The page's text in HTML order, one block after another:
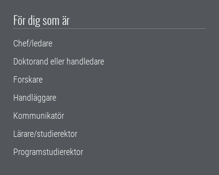
För dig som är
Chef/ledare
Doktorand eller handledare
Forskare
Handläggare
Kommunikatör
Lärare/studierektor
Programstudierektor